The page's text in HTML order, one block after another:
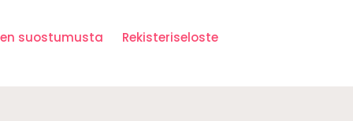
suostumusta Rekisteriseloste